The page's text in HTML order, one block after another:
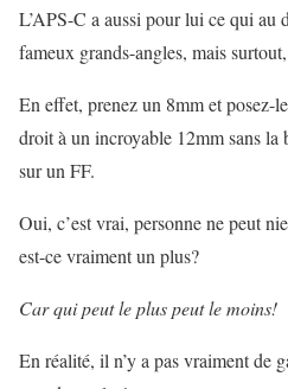
L’APS-C a aussi pour lui ce qui au
fameux grands-angles, mais
En effet, prenez un 8mm et posez-
droit à un incroyable 12mm sans la
sur un FF.
Oui, c’est vrai, personne ne peut
est-ce vraiment un plus?
Car qui peut le plus peut le moins!
En réalité, il n’y a pas vraiment de